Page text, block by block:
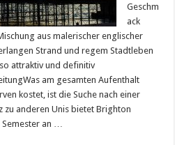
Geschm
ack
aus malerischer englischer
Strand und regem Stadtleben
attraktiv und definitiv
am gesamten Aufenthalt
kostet, ist die Suche nach einer
zu anderen Unis bietet Brighton
an …